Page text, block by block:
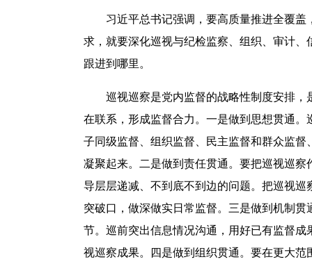
习近平总书记强调，要高质量推进全覆盖
求，就要深化巡视与纪检监察、组织、审计
跟进到哪里。
巡视巡察是党内监督的战略性制度安排，
在联系，形成监督合力。一是做到思想贯通
子同级监督、组织监督、民主监督和群众监
凝聚起来。二是做到责任贯通。要把巡视巡
导层层递减、不到底不到边的问题。把巡视
突破口，做深做实日常监督。三是做到机制
节。巡前突出信息情况沟通，用好已有监督
视巡察成果。四是做到组织贯通。要在更大范